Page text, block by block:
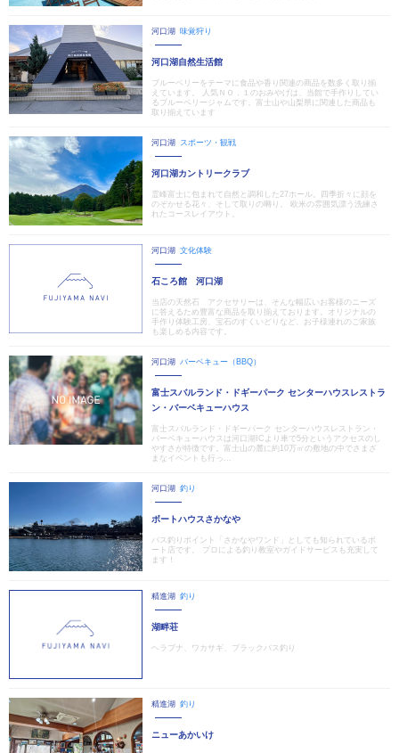
河口湖 味覚狩り
河口湖自然生活館
ブルーベリーをテーマに食品や香り関連の商品を数多く取り揃
えています。 人気ＮＯ．１のおみやげは、当館で手作りしてい
るブルーベリージャムです。富士山や山梨県に関連した商品も
取り揃えています
河口湖 スポーツ・観戦
河口湖カントリークラブ
霊峰富士に包まれて自然と調和した27ホール。四季折々に顔を
のぞかせる花々、そして取りの囀り。 欧米の雰囲気漂う洗練さ
れたコースレイアウト。
河口湖 文化体験
石ころ館 河口湖
当店の天然石 アクセサリーは、そんな幅広いお客様のニーズ
に答えるため豊富な商品を取り揃えております。オリジナルの
手作り体験工房、宝石のすくいどりなど、お子様連れのご家族
も楽しめる内容です。
河口湖 バーベキュー（BBQ）
富士スバルランド・ドギーパーク センターハウスレストラ
ン・バーベキューハウス
富士スバルランド・ドギーパーク センターハウスレストラン・
バーベキューハウスは河口湖ICより車で5分というアクセスのし
やすさが特徴です。富士山の麓に約10万㎡の敷地の中でさまざ
まなイベントも行っ...
河口湖 釣り
ボートハウスさかなや
バス釣りポイント「さかなやワンド」としても知られているボ
ート店です。 プロによる釣り教室やガイドサービスも充実して
ます！
精進湖 釣り
湖畔荘
ヘラブナ、ワカサギ、ブラックバス釣り
精進湖 釣り
ニューあかいけ